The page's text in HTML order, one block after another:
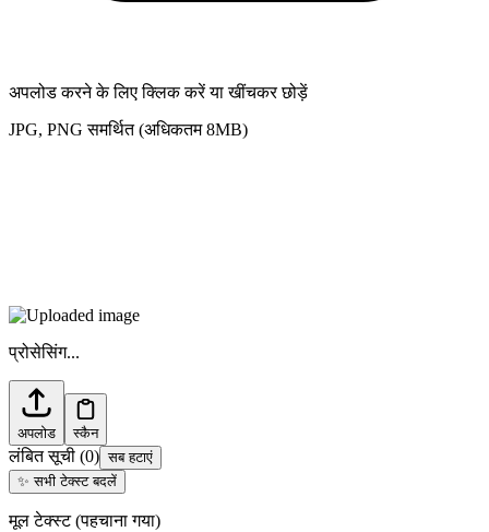
अपलोड करने के लिए क्लिक करें या खींचकर छोड़ें
JPG, PNG समर्थित (अधिकतम 8MB)
प्रोसेसिंग...
अपलोड स्कैन
लंबित सूची (0) सब हटाएं
✨सभी टेक्स्ट बदलें
मूल टेक्स्ट (पहचाना गया)